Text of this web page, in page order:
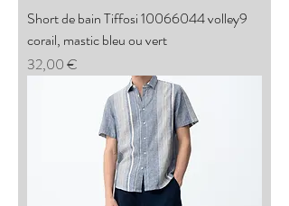
Short de bain Tiffosi 10066044 volley9
corail, mastic bleu ou vert
Prix
32,00 €